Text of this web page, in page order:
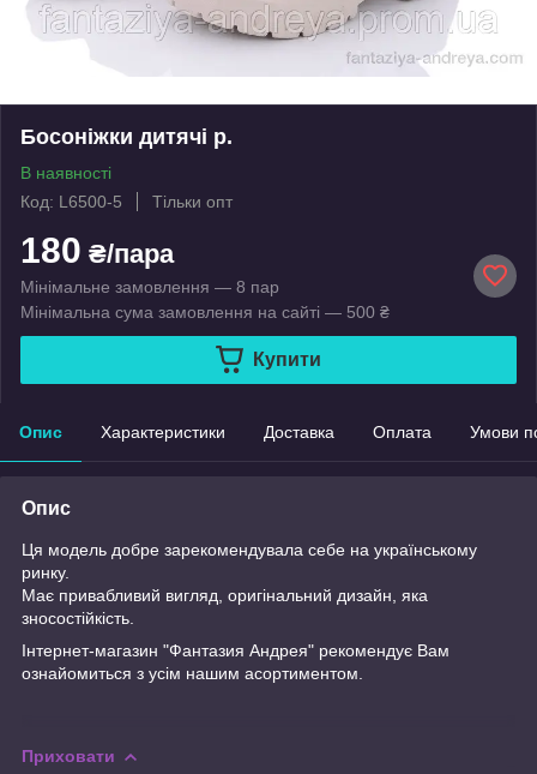
Босоніжки дитячі р.
В наявності
Код: L6500-5
Тільки опт
180 ₴/пара
Мінімальне замовлення — 8 пар
Мінімальна сума замовлення на сайті — 500 ₴
Купити
Опис Характеристики Доставка Оплата Умови
Опис
Ця модель добре зарекомендувала себе на українському
ринку.
Має привабливий вигляд, оригінальний дизайн, яка
зносостійкість.
Інтернет-магазин "Фантазия Андрея" рекомендує Вам
ознайомиться з усім нашим асортиментом.
Приховати